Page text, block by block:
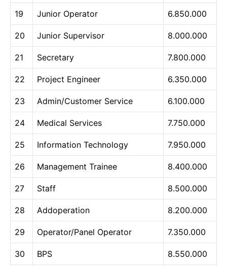
19 Junior Operator 6.850.000
20 Junior Supervisor 8.000.000
21 Secretary 7.800.000
22 Project Engineer 6.350.000
23 Admin/Customer Service 6.100.000
24 Medical Services 7.750.000
25 Information Technology 7.950.000
26 Management Trainee 8.400.000
27 Staff 8.500.000
28 Addoperation 8.200.000
29 Operator/Panel Operator 7.350.000
30 BPS 8.550.000